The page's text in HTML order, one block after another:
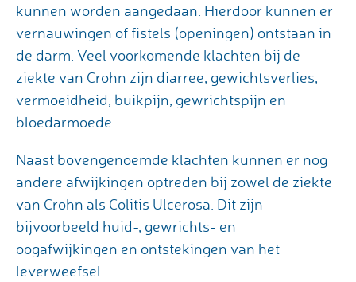
kunnen worden aangedaan. Hierdoor kunnen er
vernauwingen of fistels (openingen) ontstaan in
de darm. Veel voorkomende klachten bij de
ziekte van Crohn zijn diarree, gewichtsverlies,
vermoeidheid, buikpijn, gewrichtspijn en
bloedarmoede.
Naast bovengenoemde klachten kunnen er nog
andere afwijkingen optreden bij zowel de ziekte
van Crohn als Colitis Ulcerosa. Dit zijn
bijvoorbeeld huid-, gewrichts- en
oogafwijkingen en ontstekingen van het
leverweefsel.